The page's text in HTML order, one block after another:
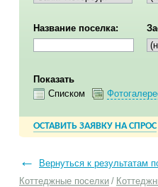
Название поселка:
Показать
Списком
ОСТАВИТЬ ЗАЯВКУ НА СПРОС
←
Вернуться к результатам
Коттеджные поселки /